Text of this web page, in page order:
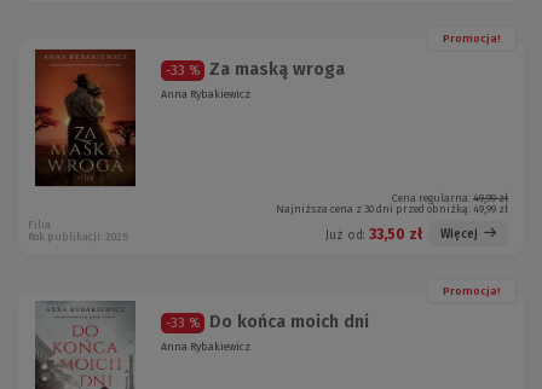
Promocja!
-33 % Za maską wroga
Anna Rybakiewicz
Cena regularna: 49,99 zł
Najniższa cena z 30 dni przed obniżką: 49,99 zł
Już od: 33,50 zł Więcej
Filia
Rok publikacji: 2025
Promocja!
-33 % Do końca moich dni
Anna Rybakiewicz